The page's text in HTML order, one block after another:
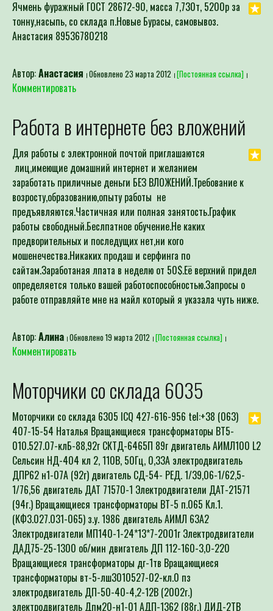
тонну,насыпь, со склада п.Новые Бурасы, самовывоз.
Анастасия 89536780218
Автор: Анастасия Обновлено 23 марта 2012 [Постоянная ссылка]
Комментировать
Работа в интернете без вложений
Для работы с электронной почтой приглашаются
лиц,имеющие домашний интернет и желанием
заработать приличные деньги БЕЗ ВЛОЖЕНИЙ.Требование к
возросту,образованию,опыту работы не
предъявляются.Частичная или полная занятость.График
работы свободный.Беслпатное обучение.Не каких
предворительных и последущих нет,ни кого
мошенечества.Никаких продаш и серфинга по
сайтам.Заработаная лпата в неделю от 50$.Её верхний придел
определяется только вашей работоспособностью.Запросы о
работе отправляйте мне на майл который я указала чуть ниже.
Автор: Алина Обновлено 19 марта 2012 [Постоянная ссылка]
Комментировать
Моторчики со склада 6035
Моторчики со склада 6305 ICQ 427-616-956 tel:+38 (063)
407-15-54 Наталья Вращающиеся трансформаторы ВТ5-
010.527.07-клБ-88,92г СКТД-6465П 89г двигатель АИМЛ100 L2
Сельсин НД-404 кл 2, 110В, 50Гц, 0,33А электродвигатель
ДПР62 н1-07А (92г) двигатель СД-54- РЕД. 1/39,06-1/62,5-
1/76,56 двигатель ДАТ 71570-1 Электродвигатели ДАТ-21571
(94г.) Вращающиеся трансформаторы ВТ-5 п.065 Кл.1.
(КФ3.027.031-065) з.у. 1986 двигатель АИМЛ 63А2
Электродвигатели МП140-1-24*13*7-2001г Электродвигатели
ДАД75-25-1300 об/мин двигатель ДП 112-160-3,0-220
Вращающиеся трансформаторы дг-1тв Вращающиеся
трансформаторы вт-5-лш3010527-02-кл.0 пз
электродвигатель ДП-50-40-4,2-12В (2002г.)
электродвигатель Дпм20-н1-01 АДП-1362 (88г.) ДИД-2ТВ